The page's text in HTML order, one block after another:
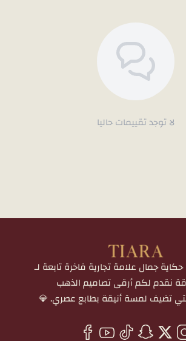
لا توجد تقييمات حاليا
جمال علامة تجارية فاخرة تابعة لـ
نقدم لكم أرقى تصاميم الذهب
تضيف لمسة أنيقة بطابع عصري. 💎